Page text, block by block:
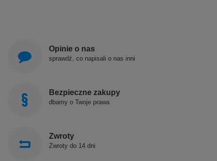
Opinie o nas
sprawdź, co napisali o nas inni
Bezpieczne zakupy
dbamy o Twoje prawa
Zwroty
Zwroty do 14 dni